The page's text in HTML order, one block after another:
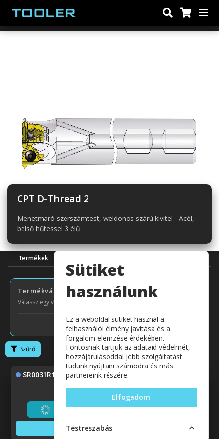
CPT D-Thread 2
Menetmaró szerszámtest, weldonos szárú kivitel - Acél,
belső hűtessel 3 élű
Termékek
Termékváltozatok
Válassz egy variánst!
Szűrő
SR0031R16
Betöltés...
Adatok megjelenítése
Sütiket
használunk
Ez a weboldal sütiket használ a
felhasználói élmény javítása és a
forgalom elemzése érdekében.
Fontosnak tartjuk az adataid védelmét,
hozzájárulásoddal jobb szolgáltatást
tudunk nyújtani számodra és más
partnereink részére.
Elfogadom
Testreszabás